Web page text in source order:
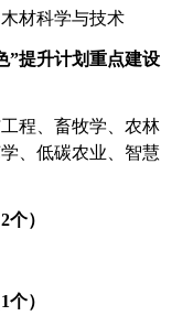
材科学与技术
”提升计划重点建设
程 、畜牧学、 农林
低碳农业
智慧
2个）
1个）